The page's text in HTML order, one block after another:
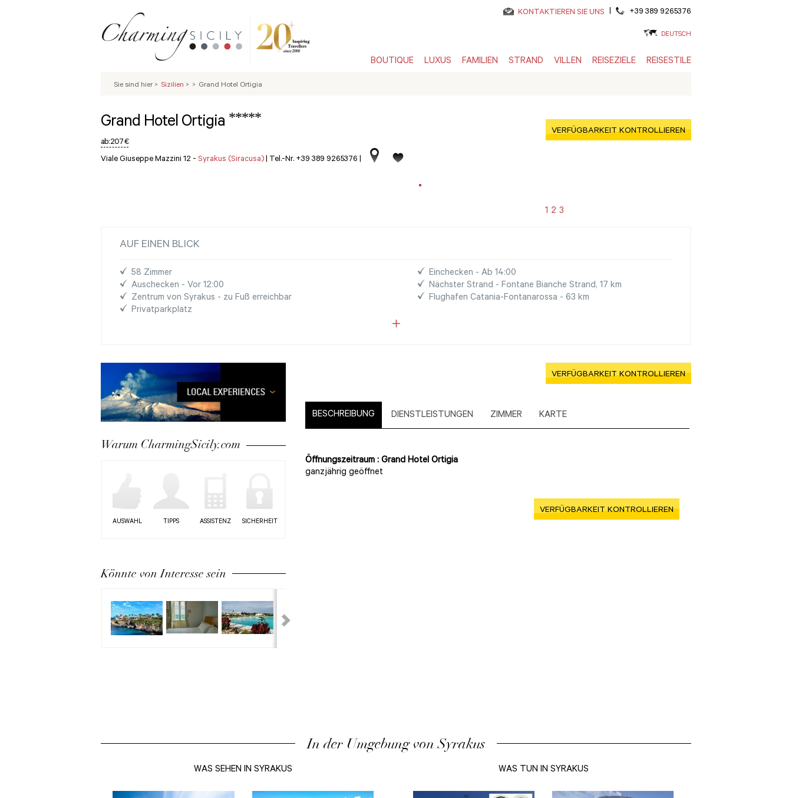
KONTAKTIEREN SIE UNS | +39 389 9265376
DEUTSCH
BOUTIQUE LUXUS FAMILIEN STRAND VILLEN REISEZIELE REISESTILE
Sie sind hier > Sizilien > > Grand Hotel Ortigia
Grand Hotel Ortigia *****
ab:207 €
Viale Giuseppe Mazzini 12 - Syrakus (Siracusa) | Tel.-Nr. +39 389 9265376 |
VERFÜGBARKEIT KONTROLLIEREN
1 2 3
AUF EINEN BLICK
58 Zimmer
Einchecken - Ab 14:00
Auschecken - Vor 12:00
Nächster Strand - Fontane Bianche Strand, 17 km
Zentrum von Syrakus - zu Fuß erreichbar
Flughafen Catania-Fontanarossa - 63 km
Privatparkplatz
Warum CharmingSicily.com
AUSWAHL TIPPS ASSISTENZ SICHERHEIT
Könnte von Interesse sein
VERFÜGBARKEIT KONTROLLIEREN
BESCHREIBUNG DIENSTLEISTUNGEN ZIMMER KARTE
Öffnungszeitraum : Grand Hotel Ortigia
ganzjährig geöffnet
VERFÜGBARKEIT KONTROLLIEREN
In der Umgebung von Syrakus
WAS SEHEN IN SYRAKUS WAS TUN IN SYRAKUS